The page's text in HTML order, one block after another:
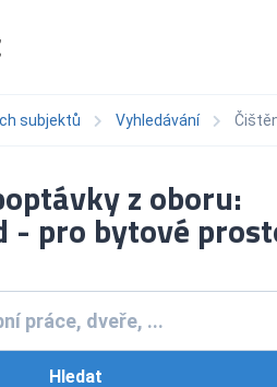
subjektů Vyhledávání
z oboru:
- pro bytové
Hledat